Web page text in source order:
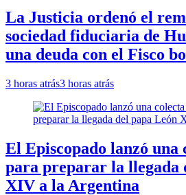
La Justicia ordenó el
sociedad fiduciaria de
una deuda con el Fisco
3 horas atrás3 horas atrás
El Episcopado lanzó una
para preparar la llegada
XIV a la Argentina